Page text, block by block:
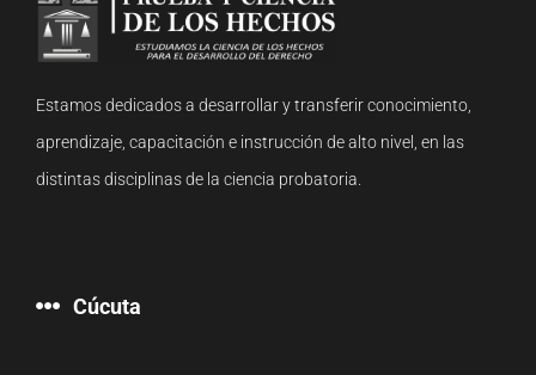
Estamos dedicados a desarrollar y transferir conocimiento,
aprendizaje, capacitación e instrucción de alto nivel, en las
distintas disciplinas de la ciencia probatoria.
Cúcuta